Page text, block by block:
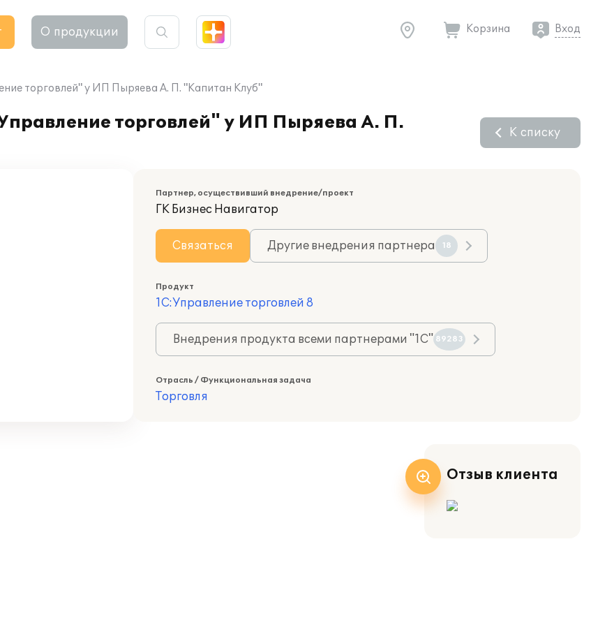
О продукции Корзина Вход
торговлей" у ИП Пыряева А. П. "Капитан Клуб"
торговлей" у ИП Пыряева А. П.
К списку
Партнер, осуществивший внедрение/проект
ГК Бизнес Навигатор
Связаться Другие внедрения партнера 18
Продукт
1С:Управление торговлей 8
Внедрения продукта всеми партнерами "1С" 89283
Отрасль / Функциональная задача
Торговля
Отзыв клиента